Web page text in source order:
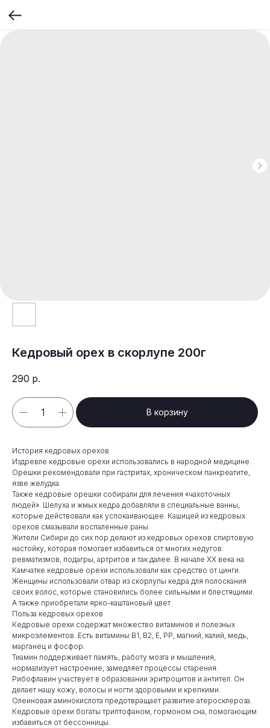
Кедровый орех в скорлупе 200г
290 р.
В корзину
История кедровых орехов
Издревле кедровые орехи использовались в народной медицине.
Орешки рекомендовали при гастритах, хроническом панкреатите,
язве желудка.
Также кедровые орешки собирали для лечения «чахоточных
людей». Шелуха и жмых кедра добавляли в специальные ванны,
которые действовали как успокаивающее. Кашицей из кедровых
орехов смазывали воспаленные раны.
Жители Сибири до сих пор делают из кедровых орехов спиртовую
настойку, которая помогает избавиться от многих недугов:
ревматизмов, подагры, артритов и так далее. В начале XX века на
Камчатке кедровые орехи использовали как средство от цинги.
Женщины использовали отвар из скорлупы кедра для полоскания
своих волос, которые становились более сильными и блестящими.
А также приобретали ярко-каштановый цвет.
Польза кедровых орехов
Кедровые орехи содержат множество витаминов и полезных
микроэлементов. Есть витамины В1, В2, Е, РР, магний, калий, медь,
марганец и фосфор.
Тиамин поддерживает память, работу мозга и мышления,
нормализует настроение, замедляет процессы старения.
Рибофлавин участвует в образовании эритроцитов и антител. Он
делает нашу кожу, волосы и ногти здоровыми и крепкими.
Олеиновая аминокислота предотвращает развитие атеросклероза.
Кедровые орехи богаты триптофаном, гормоном сна, помогающим
избавиться от бессонницы.